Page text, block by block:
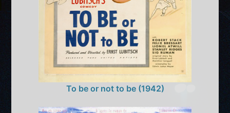
To be or not to be (1942)